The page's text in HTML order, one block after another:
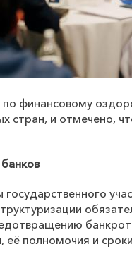
финансовому
стран, и отмечено,
полномочия и